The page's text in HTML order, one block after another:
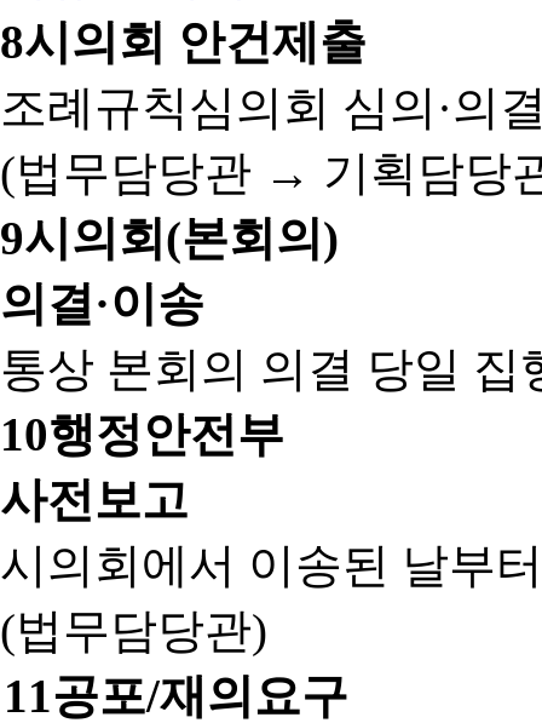
8시의회 안건제출
조례규칙심의회 심의·의
(법무담당관 → 기획담당
9시의회(본회의)
의결·이송
통상 본회의 의결 당일 집
10행정안전부
사전보고
시의회에서 이송된 날부
(법무담당관)
11공포/재의요구